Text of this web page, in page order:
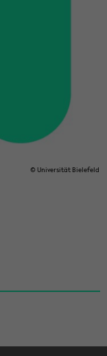
© Uni­ver­si­tät Bie­le­feld